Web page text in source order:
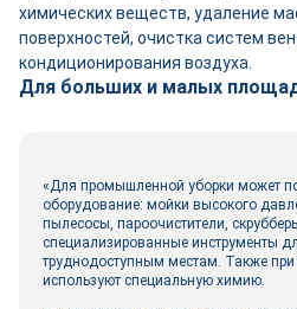
химических веществ, удаление
поверхностей, очистка систем
кондиционирования воздуха.
Для больших и малых
«Для промышленной уборки может
оборудование: мойки высокого
пылесосы, пароочистители,
специализированные инструменты
труднодоступным местам. Также
используют специальную химию.